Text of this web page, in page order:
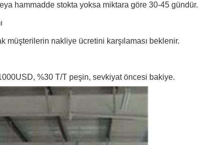
hammadde stokta yoksa miktara göre 30-45 gündür.
nakliye ücretini karşılaması beklenir.
%30 T/T peşin, sevkiyat öncesi bakiye.